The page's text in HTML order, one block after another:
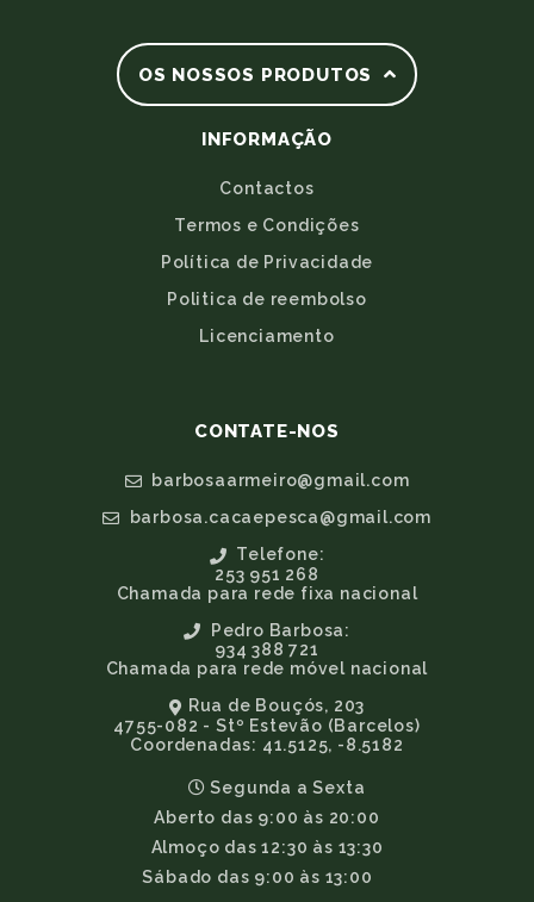
OS NOSSOS PRODUTOS
INFORMAÇÃO
Contactos
Termos e Condições
Política de Privacidade
Politica de reembolso
Licenciamento
CONTATE-NOS
barbosaarmeiro@gmail.com
barbosa.cacaepesca@gmail.com
Telefone:
253 951 268
Chamada para rede fixa nacional
Pedro Barbosa:
934 388 721
Chamada para rede móvel nacional
Rua de Bouçós, 203
4755-082 - Stº Estevão (Barcelos)
Coordenadas: 41.5125, -8.5182
Segunda a Sexta
Aberto das 9:00 às 20:00
Almoço das 12:30 às 13:30
Sábado das 9:00 às 13:00